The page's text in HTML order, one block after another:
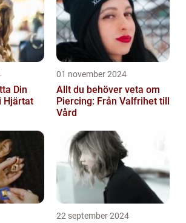
Din
Hjärtat
01 november 2024
Allt du behöver veta om
Piercing: Från Valfrihet till
Vård
22 september 2024